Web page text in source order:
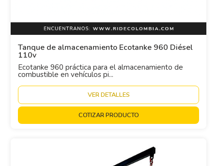
Tanque de almacenamiento Ecotanke 960 Diésel
110v
Ecotanke 960 práctica para el almacenamiento de
combustible en vehículos pi...
VER DETALLES
COTIZAR PRODUCTO